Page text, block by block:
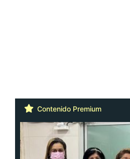
Contenido Premium